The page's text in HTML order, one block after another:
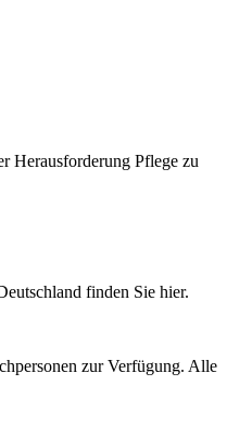
Herausforderung Pflege zu
finden Sie hier.
zur Verfügung. Alle